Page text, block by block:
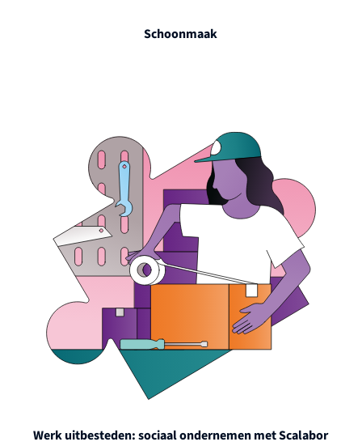
Schoonmaak
Werk uitbesteden: sociaal ondernemen met Scalabor